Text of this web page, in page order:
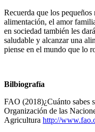
Recuerda que los
alimentación, el amor
en sociedad también les
saludable y alcanzar una
piense en el mundo que lo
Bilbiografía
FAO (2018)¿Cuánto sabes
Organización de las
Agricultura http://